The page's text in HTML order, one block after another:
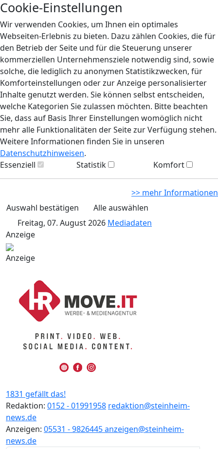
Cookie-Einstellungen
Wir verwenden Cookies, um Ihnen ein optimales
Webseiten-Erlebnis zu bieten. Dazu zählen Cookies, die für
den Betrieb der Seite und für die Steuerung unserer
kommerziellen Unternehmensziele notwendig sind, sowie
solche, die lediglich zu anonymen Statistikzwecken, für
Komforteinstellungen oder zur Anzeige personalisierter
Inhalte genutzt werden. Sie können selbst entscheiden,
welche Kategorien Sie zulassen möchten. Bitte beachten
Sie, dass auf Basis Ihrer Einstellungen womöglich nicht
mehr alle Funktionalitäten der Seite zur Verfügung stehen.
Weitere Informationen finden Sie in unseren
Datenschutzhinweisen.
Essenziell
Statistik Komfort
>> mehr Informationen
Auswahl bestätigen
Alle auswählen
Freitag, 07. August 2026 Mediadaten
Anzeige
Anzeige
1831 gefällt das!
Redaktion: 0152 - 01991958 redaktion@steinheim-
news.de
Anzeigen: 05531 - 9826445anzeigen@steinheim-
news.de